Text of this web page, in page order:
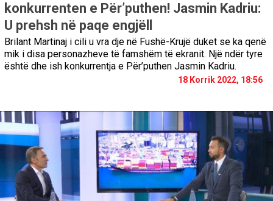
konkurrenten e Për’puthen! Jasmin Kadriu:
U prehsh në paqe engjëll
Brilant Martinaj i cili u vra dje në Fushë-Krujë duket se ka qenë
mik i disa personazheve të famshëm të ekranit. Një ndër tyre
është dhe ish konkurrentja e Për’puthen Jasmin Kadriu.
18 Korrik 2022, 18:56